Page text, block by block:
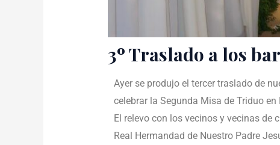
3º Traslado a los
Ayer se produjo el tercer traslado de
celebrar la Segunda Misa de Triduo
El relevo con los vecinos y vecinas de
Real Hermandad de Nuestro Padre